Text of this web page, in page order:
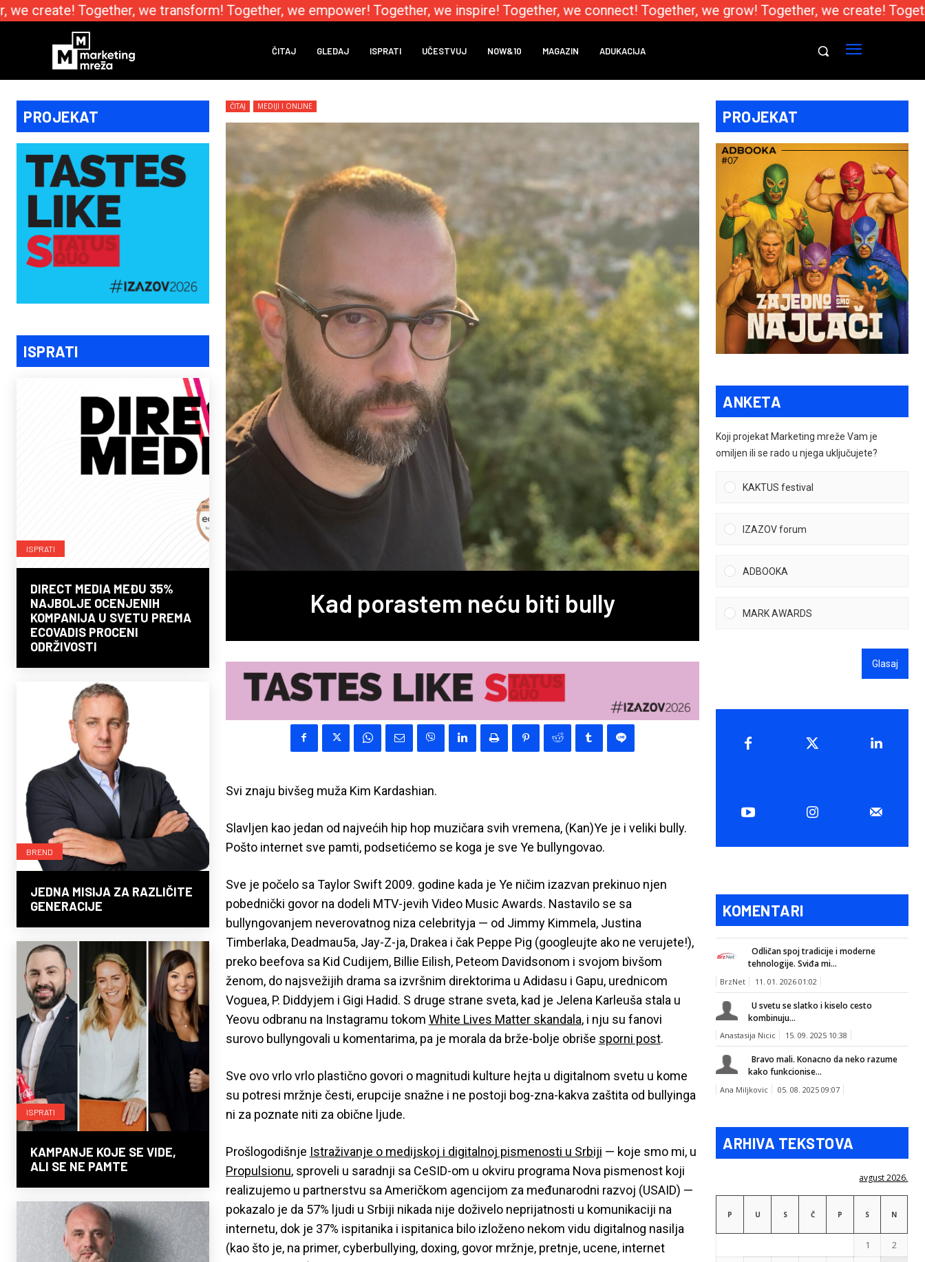
create! Together, we transform! Together, we empower! Together, we inspire! Together, we connect! Together, we grow! Together, we create!
ČITAJ GLEDAJ ISPRATI UČESTVUJ NOW&10 MAGAZIN ADUKACIJA
PROJEKAT
ISPRATI
ISPRATI
DIRECT MEDIA MEĐU 35%
NAJBOLJE OCENJENIH
KOMPANIJA U SVETU PREMA
ECOVADIS PROCENI
ODRŽIVOSTI
BREND
JEDNA MISIJA ZA RAZLIČITE
GENERACIJE
ISPRATI
KAMPANJE KOJE SE VIDE,
ALI SE NE PAMTE
ČITAJ MEDIJI I ONLINE
Kad porastem neću biti bully
Svi znaju bivšeg muža Kim Kardashian.
Slavljen kao jedan od najvećih hip hop muzičara svih vremena, (Kan)Ye je i veliki bully.
Pošto internet sve pamti, podsetićemo se koga je sve Ye bullyngovao.
Sve je počelo sa Taylor Swift 2009. godine kada je Ye ničim izazvan prekinuo njen
pobednički govor na dodeli MTV-jevih Video Music Awards. Nastavilo se sa
bullyngovanjem neverovatnog niza celebrityja — od Jimmy Kimmela, Justina
Timberlaka, Deadmau5a, Jay-Z-ja, Drakea i čak Peppe Pig (googleujte ako ne verujete!),
preko beefova sa Kid Cudijem, Billie Eilish, Peteom Davidsonom i svojom bivšom
ženom, do najsvežijih drama sa izvršnim direktorima u Adidasu i Gapu, urednicom
Voguea, P. Diddyjem i Gigi Hadid. S druge strane sveta, kad je Jelena Karleuša stala u
Yeovu odbranu na Instagramu tokom White Lives Matter skandala, i nju su fanovi
surovo bullyngovali u komentarima, pa je morala da brže-bolje obriše sporni post.
Sve ovo vrlo vrlo plastično govori o magnitudi kulture hejta u digitalnom svetu u kome
su potresi mržnje česti, erupcije snažne i ne postoji bog-zna-kakva zaštita od bullyinga
ni za poznate niti za obične ljude.
Prošlogodišnje Istraživanje o medijskoj i digitalnoj pismenosti u Srbiji — koje smo mi, u
Propulsionu, sproveli u saradnji sa CeSID-om u okviru programa Nova pismenost koji
realizujemo u partnerstvu sa Američkom agencijom za međunarodni razvoj (USAID) —
pokazalo je da 57% ljudi u Srbiji nikada nije doživelo neprijatnosti u komunikaciji na
internetu, dok je 37% ispitanika i ispitanica bilo izloženo nekom vidu digitalnog nasilja
(kao što je, na primer, cyberbullying, doxing, govor mržnje, pretnje, ucene, internet
PROJEKAT
ANKETA
Koji projekat Marketing mreže Vam je
omiljen ili se rado u njega uključujete?
KAKTUS festival
IZAZOV forum
ADBOOKA
MARK AWARDS
Glasaj
KOMENTARI
Odličan spoj tradicije i moderne
tehnologije. Sviđa mi...
BrzNet 11. 01. 2026 01:02
U svetu se slatko i kiselo cesto
kombinuju...
Anastasija Nicic 15. 09. 2025 10:38
Bravo mali. Konacno da neko razume
kako funkcionise...
Ana Miljkovic 05. 08. 2025 09:07
ARHIVA TEKSTOVA
avgust 2026.
P U S Č P S N
1
2